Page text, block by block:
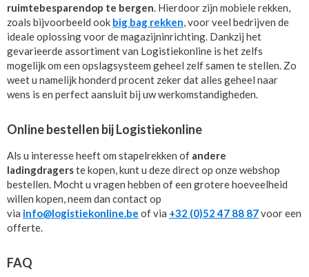
ruimtebesparendop te bergen . Hierdoor zijn mobiele rekken,
zoals bijvoorbeeld ook big bag rekken , voor veel bedrijven de
ideale oplossing voor de magazijninrichting. Dankzij het
gevarieerde assortiment van Logistiekonline is het zelfs
mogelijk om een opslagsysteem geheel zelf samen te stellen. Zo
weet u namelijk honderd procent zeker dat alles geheel naar
wens is en perfect aansluit bij uw werkomstandigheden.
Online bestellen bij Logistiekonline
Als u interesse heeft om stapelrekken of andere
ladingdragerste kopen, kunt u deze direct op onze webshop
bestellen. Mocht u vragen hebben of een grotere hoeveelheid
willen kopen, neem dan contact op
via info@logistiekonline.be of via +32 (0)52 47 88 87voor een
offerte.
FAQ